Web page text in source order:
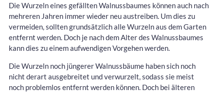
Die Wurzeln eines gefällten Walnussbaumes können auch nach
mehreren Jahren immer wieder neu austreiben. Um dies zu
vermeiden, sollten grundsätzlich alle Wurzeln aus dem Garten
entfernt werden. Doch je nach dem Alter des Walnussbaumes
kann dies zu einem aufwendigen Vorgehen werden.
Die Wurzeln noch jüngerer Walnussbäume haben sich noch
nicht derart ausgebreitet und verwurzelt, sodass sie meist
noch problemlos entfernt werden können. Doch bei älteren